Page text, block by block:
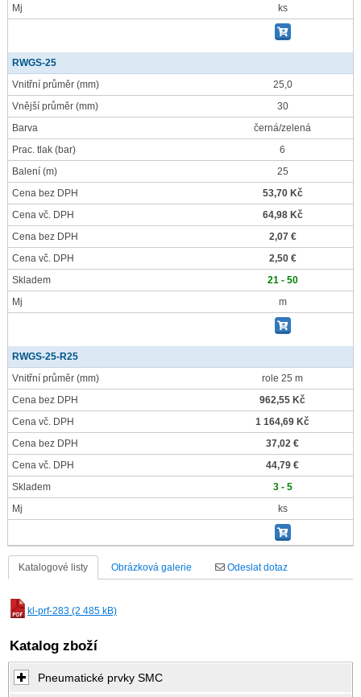
Mj ks
RWGS-25
Vnitřní průměr (mm)
25,0
Vnější průměr (mm)
30
Barva
černá/zelená
Prac. tlak (bar)
6
Balení (m)
25
Cena bez DPH
53,70 Kč
Cena vč. DPH
64,98 Kč
Cena bez DPH
2,07 €
Cena vč. DPH
2,50 €
Skladem
21 - 50
Mj
m
RWGS-25-R25
Vnitřní průměr (mm)
role 25 m
Cena bez DPH
962,55 Kč
Cena vč. DPH
1 164,69 Kč
Cena bez DPH
37,02 €
Cena vč. DPH
44,79 €
Skladem
3 - 5
Mj
ks
Katalogové listy Obrázková galerie Odeslat dotaz
kl-prf-283 (2 485 kB)
Katalog zboží
Pneumatické prvky SMC